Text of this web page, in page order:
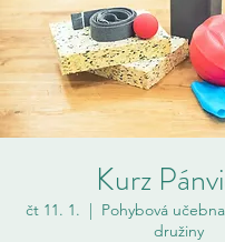
Kurz
čt 11. 1.
  |
Pohybová
družiny